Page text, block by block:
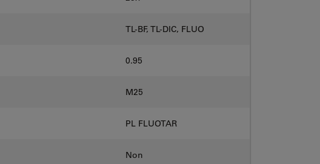
TL-BF, TL-DIC, FLUO
0.95
M25
PL FLUOTAR
Non